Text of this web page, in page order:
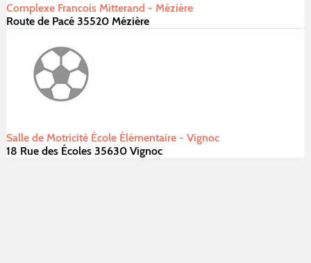
Complexe Francois Mitterand - Mézière
Route de Pacé 35520 Mézière
Salle de Motricité École Élémentaire - Vignoc
18 Rue des Écoles 35630 Vignoc